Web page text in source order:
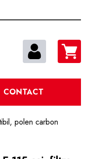
CONTACT
polen carbon